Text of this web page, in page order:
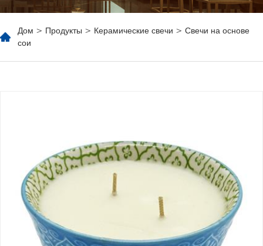
Дом > Продукты > Керамические свечи > Свечи на основе
сои